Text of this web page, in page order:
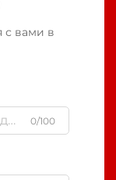
с вами в
0/100